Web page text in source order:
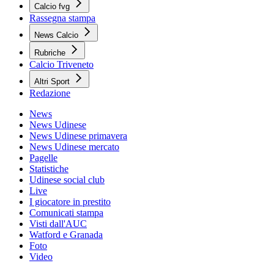
Calcio fvg
Rassegna stampa
News Calcio
Rubriche
Calcio Triveneto
Altri Sport
Redazione
News
News Udinese
News Udinese primavera
News Udinese mercato
Pagelle
Statistiche
Udinese social club
Live
I giocatore in prestito
Comunicati stampa
Visti dall'AUC
Watford e Granada
Foto
Video